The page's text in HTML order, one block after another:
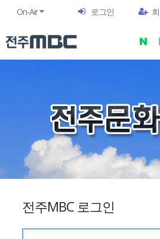
On-Air 로그인
전주MBC 로그인